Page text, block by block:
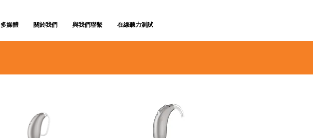
多媒體 關於我們 與我們聯繫 在線聽力測試